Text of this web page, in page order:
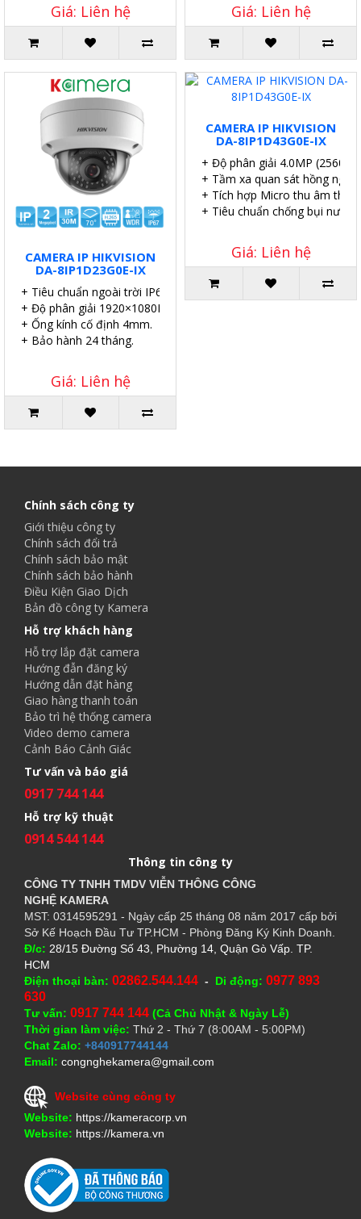
Giá: Liên hệ Giá: Liên hệ
CAMERA IP HIKVISION
DA-8IP1D23G0E-IX
+ Tiêu chuẩn ngoài trời IP67.
+ Độ phân giải 1920×1080P.
+ Ống kính cố định 4mm.
+ Bảo hành 24 tháng.
Giá: Liên hệ
CAMERA IP HIKVISION
DA-8IP1D43G0E-IX
+ Độ phân giải 4.0MP
+ Tầm xa quan sát hồng
+ Tích hợp Micro thu âm
+ Tiêu chuẩn chống bụi nước
Giá: Liên hệ
Chính sách công ty
Giới thiệu công ty
Chính sách đổi trả
Chính sách bảo mật
Chính sách bảo hành
Điều Kiện Giao Dịch
Bản đồ công ty Kamera
Hỗ trợ khách hàng
Hỗ trợ lắp đặt camera
Hướng đẫn đăng ký
Hướng dẫn đặt hàng
Giao hàng thanh toán
Bảo trì hệ thống camera
Video demo camera
Cảnh Báo Cảnh Giác
Tư vấn và báo giá
0917 744 144
Hỗ trợ kỹ thuật
0914 544 144
Thông tin công ty
CÔNG TY TNHH TMDV VIỄN THÔNG CÔNG
NGHỆ KAMERA
MST: 0314595291 - Ngày cấp 25 tháng 08 năm 2017 cấp bởi
Sở Kế Hoạch Đầu Tư TP.HCM - Phòng Đăng Ký Kinh Doanh.
Đ/c: 28/15 Đường Số 43, Phường 14, Quận Gò Vấp. TP.
HCM
Điện thoại bàn: 02862.544.144 - Di động: 0977 893
630
Tư vấn: 0917 744 144 (Cả Chủ Nhật & Ngày Lễ)
Thời gian làm việc: Thứ 2 - Thứ 7 (8:00AM - 5:00PM)
Chat Zalo: +840917744144
Email: congnghekamera@gmail.com
Website cùng công ty
Website: https://kameracorp.vn
Website: https://kamera.vn